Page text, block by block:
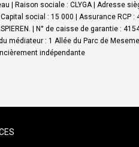
| Raison sociale : CLYGA | Adresse
social : 15 000 | Assurance RCP :
| N° de caisse de garantie :
médiateur : 1 Allée du Parc de
indépendante